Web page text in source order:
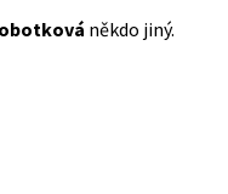
někdo jiný.